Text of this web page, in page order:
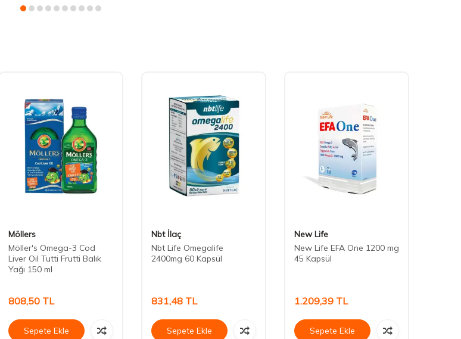
Möllers
Möller's Omega-3 Cod
Liver Oil Tutti Frutti Balık
Yağı 150 ml
808,50 TL
Sepete Ekle
Nbt İlaç
Nbt Life Omegalife
2400mg 60 Kapsül
831,48 TL
Sepete Ekle
New Life
New Life EFA One 1200 mg
45 Kapsül
1.209,39 TL
Sepete Ekle